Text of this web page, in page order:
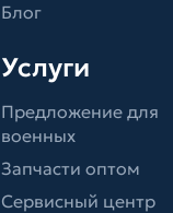
Блог
Услуги
Предложение для
военных
Запчасти оптом
Сервисный центр